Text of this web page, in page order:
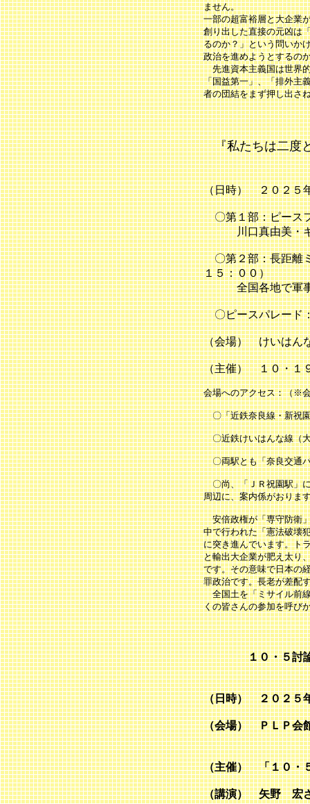
ません。
一部の超富裕層と大企業
創り出した直接の元凶は
るのか？」という問いか
政治を進めようとするの
先進資本主義国は世界的
「国益第一」、「排外主
者の団結をまず押し出さ
『私たちは二度
平和で
（日時） ２０２５
〇第１部：ピース
川口真由美
〇第２部：長距離
１５：００）
全国各地で軍事拡
〇ピースパレード
（会場） けいはん
（主催） １０・１
会場へのアクセス：（※
〇「近鉄奈良線・新祝園
〇近鉄けいはんな線（
〇両駅とも「奈良交通バ
〇尚、「ＪＲ祝園駅」に
周辺に、案内係がおりま
安倍政権が「専守防衛」
中で行われた「憲法破壊
に突き進んでいます。ト
と輸出大企業が肥え太り
です。その意味で日本の
罪政治です。長老が差配
全国土を「ミサイル前線
くの皆さんの参加を呼び
１０・５討
―社会・政治
（日時） ２０２５
（会場） ＰＬＰ会
（ＪＲ環状
（主催） 「１０・
（講演） 矢野 宏